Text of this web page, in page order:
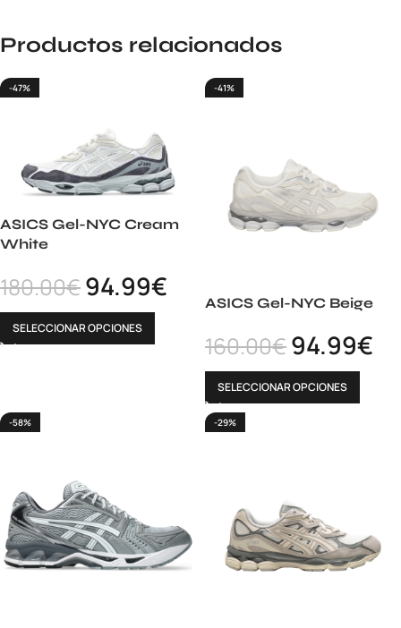
Productos relacionados
-47%
ASICS Gel-NYC Cream
White
180.00€94.99€
SELECCIONAR OPCIONES
-41%
ASICS Gel-NYC Beige
160.00€94.99€
SELECCIONAR OPCIONES
-58% -29%